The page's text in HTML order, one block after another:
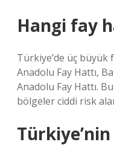
Hangi fay
Türkiye’de üç büyük
Anadolu Fay Hattı,
Anadolu Fay Hattı.
bölgeler ciddi risk